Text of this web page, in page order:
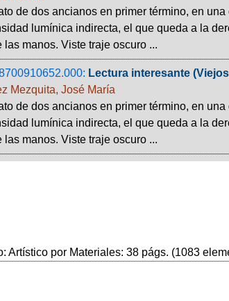
de dos ancianos en primer término, en
lumínica indirecta, el que queda a la
las manos. Viste traje oscuro ...
Lectura interesante
Mezquita, José María
de dos ancianos en primer término, en
lumínica indirecta, el que queda a la
las manos. Viste traje oscuro ...
Artístico por Materiales: 38 págs. (1083